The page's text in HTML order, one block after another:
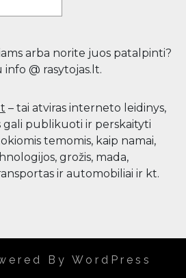
arba norite juos patalpinti?
@ rasytojas.lt.
– tai atviras interneto leidinys,
gali publikuoti ir perskaityti
temomis, kaip namai,
grožis, mada,
ir automobiliai ir kt.
By WordPress